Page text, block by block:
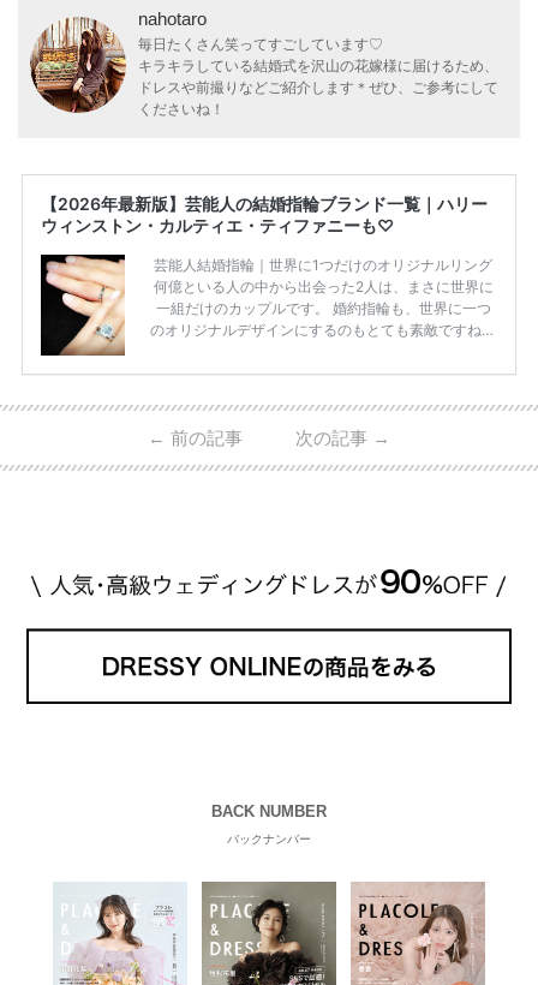
nahotaro
毎日たくさん笑ってすごしています♡
キラキラしている結婚式を沢山の花嫁様に届けるため、
ドレスや前撮りなどご紹介します＊ぜひ、ご参考にして
くださいね！
【2026年最新版】芸能人の結婚指輪ブランド一覧｜ハリー
ウィンストン・カルティエ・ティファニーも♡
芸能人結婚指輪｜世界に1つだけのオリジナルリング
何億といる人の中から出会った2人は、まさに世界に
一組だけのカップルです。 婚約指輪も、世界に一つ
のオリジナルデザインにするのもとても素敵ですね♡
のを形にするのも想い出になります。 上戸彩さん・H
HPより引用 2011年9月に結婚した女優の上戸彩さん
とEXILEのHIROさん。 上戸さんに贈った婚約指輪
← 前の記事 次の記事 →
BACK NUMBER
バックナンバー